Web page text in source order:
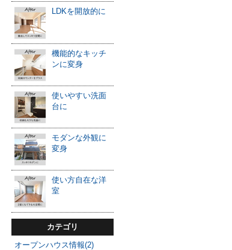
LDKを開放的に
機能的なキッチ
ンに変身
使いやすい洗面
台に
モダンな外観に
変身
使い方自在な洋
室
カテゴリ
オープンハウス情報(2)